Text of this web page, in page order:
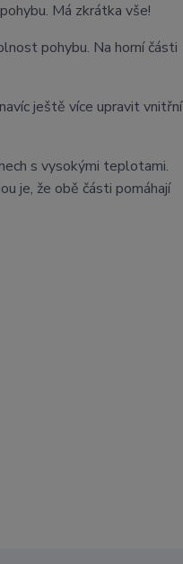
Má zkrátka vše!
pohybu. Na horní části
ještě více upravit vnitřní
s vysokými teplotami.
je, že obě části pomáhají